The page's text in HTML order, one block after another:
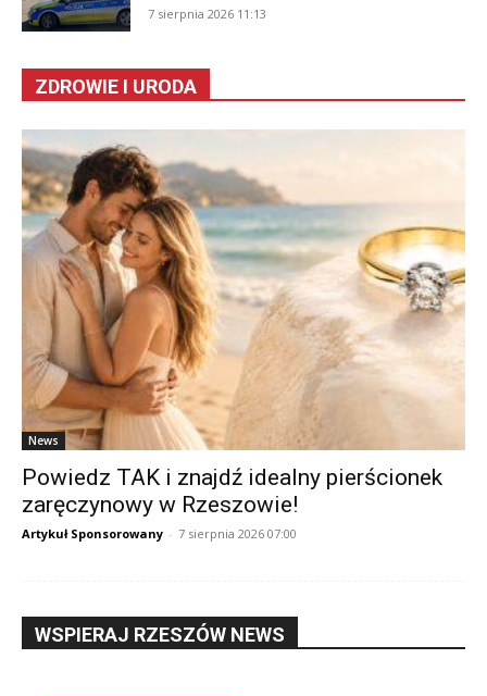
7 sierpnia 2026 11:13
ZDROWIE I URODA
News
Powiedz TAK i znajdź idealny pierścionek
zaręczynowy w Rzeszowie!
Artykuł Sponsorowany - 7 sierpnia 2026 07:00
WSPIERAJ RZESZÓW NEWS